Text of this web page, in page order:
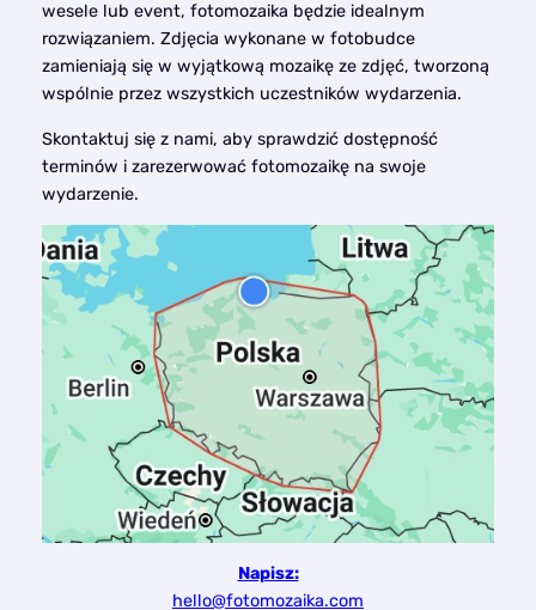
wesele lub event, fotomozaika będzie idealnym
rozwiązaniem. Zdjęcia wykonane w fotobudce
zamieniają się w wyjątkową mozaikę ze zdjęć, tworzoną
wspólnie przez wszystkich uczestników wydarzenia.
Skontaktuj się z nami, aby sprawdzić dostępność
terminów i zarezerwować fotomozaikę na swoje
wydarzenie.
Napisz:
hello@fotomozaika.com